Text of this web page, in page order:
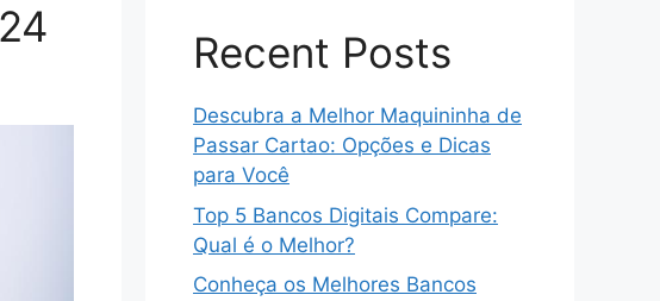
Recent Posts
Descubra a Melhor Maquininha de
Passar Cartao: Opções e Dicas
para Você
Top 5 Bancos Digitais Compare:
Qual é o Melhor?
Conheça os Melhores Bancos